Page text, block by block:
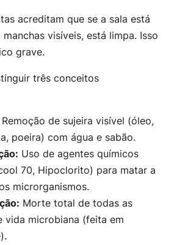
acreditam que se a sala está
visíveis, está limpa. Isso
grave.
três conceitos
Remoção de sujeira visível (óleo,
poeira) com água e sabão.
Uso de agentes químicos
70, Hipoclorito) para matar a
microrganismos.
Morte total de todas as
vida microbiana (feita em